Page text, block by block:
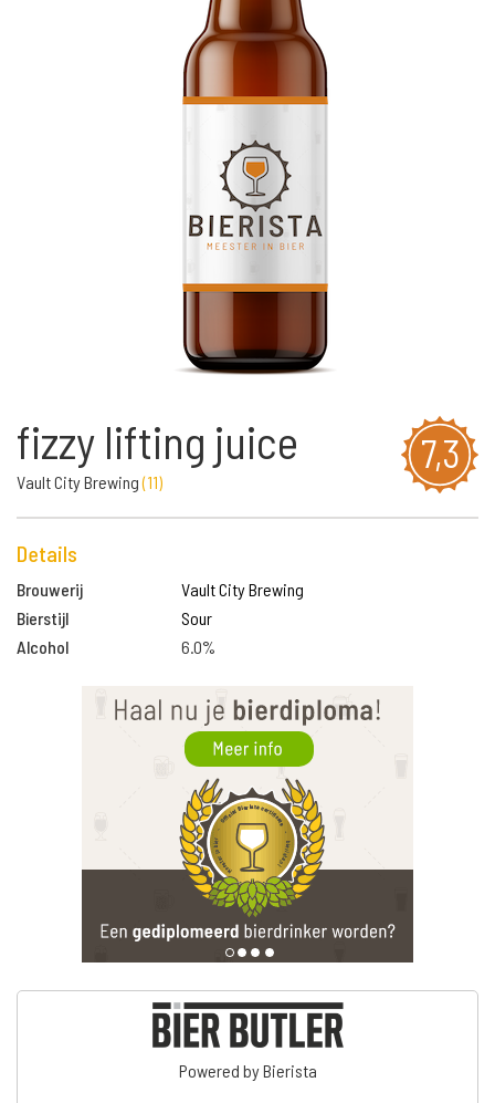
7,3
fizzy lifting juice
Vault City Brewing(11)
Details
Brouwerij
Vault City Brewing
Bierstijl
Sour
Alcohol
6.0%
Powered by Bierista